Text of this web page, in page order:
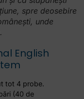
spre deosebire
unde
English
tot 4 probe.
(40 de